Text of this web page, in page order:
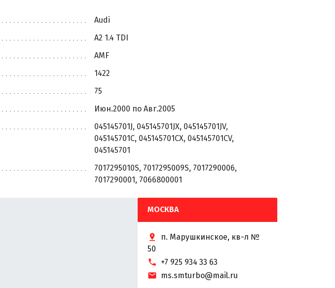
Audi
A2 1.4 TDI
AMF
1422
75
Июн.2000 по Авг.2005
045145701J, 045145701JX, 045145701JV,
045145701C, 045145701CX, 045145701CV,
045145701
7017295010S, 7017295009S, 7017290006,
7017290001, 7066800001
МОСКВА
п. Марушкинское, кв-л №
50
+7 925 934 33 63
ms.smturbo@mail.ru